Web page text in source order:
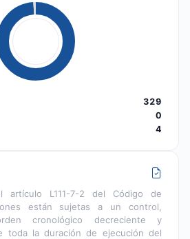
329
0
4
artículo L111-7-2 del Código de
están sujetas a un control,
cronológico decreciente y
toda la duración de ejecución del